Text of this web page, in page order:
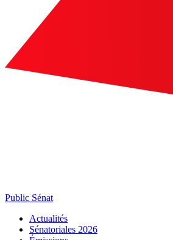
Public Sénat
Actualités
Sénatoriales 2026